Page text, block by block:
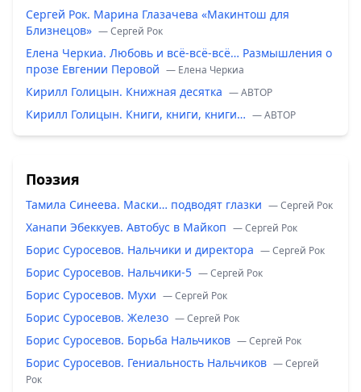
Сергей Рок. Марина Глазачева «Макинтош для
Близнецов» — Сергей Рок
Елена Черкиа. Любовь и всё-всё-всё… Размышления о
прозе Евгении Перовой — Елена Черкиа
Кирилл Голицын. Книжная десятка — ABTOP
Кирилл Голицын. Книги, книги, книги… — ABTOP
Поэзия
Тамила Синеева. Маски… подводят глазки — Сергей Рок
Ханапи Эбеккуев. Автобус в Майкоп — Сергей Рок
Борис Суросевов. Нальчики и директора — Сергей Рок
Борис Суросевов. Нальчики-5 — Сергей Рок
Борис Суросевов. Мухи — Сергей Рок
Борис Суросевов. Железо — Сергей Рок
Борис Суросевов. Борьба Нальчиков — Сергей Рок
Борис Суросевов. Гениальность Нальчиков — Сергей
Рок